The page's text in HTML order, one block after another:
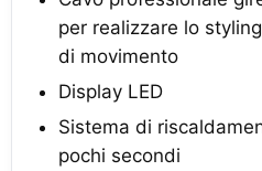
per realizzare lo
di movimento
Display LED
Sistema di
pochi secondi